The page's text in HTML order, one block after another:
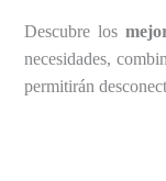
Descubre los
necesidades,
permitirán